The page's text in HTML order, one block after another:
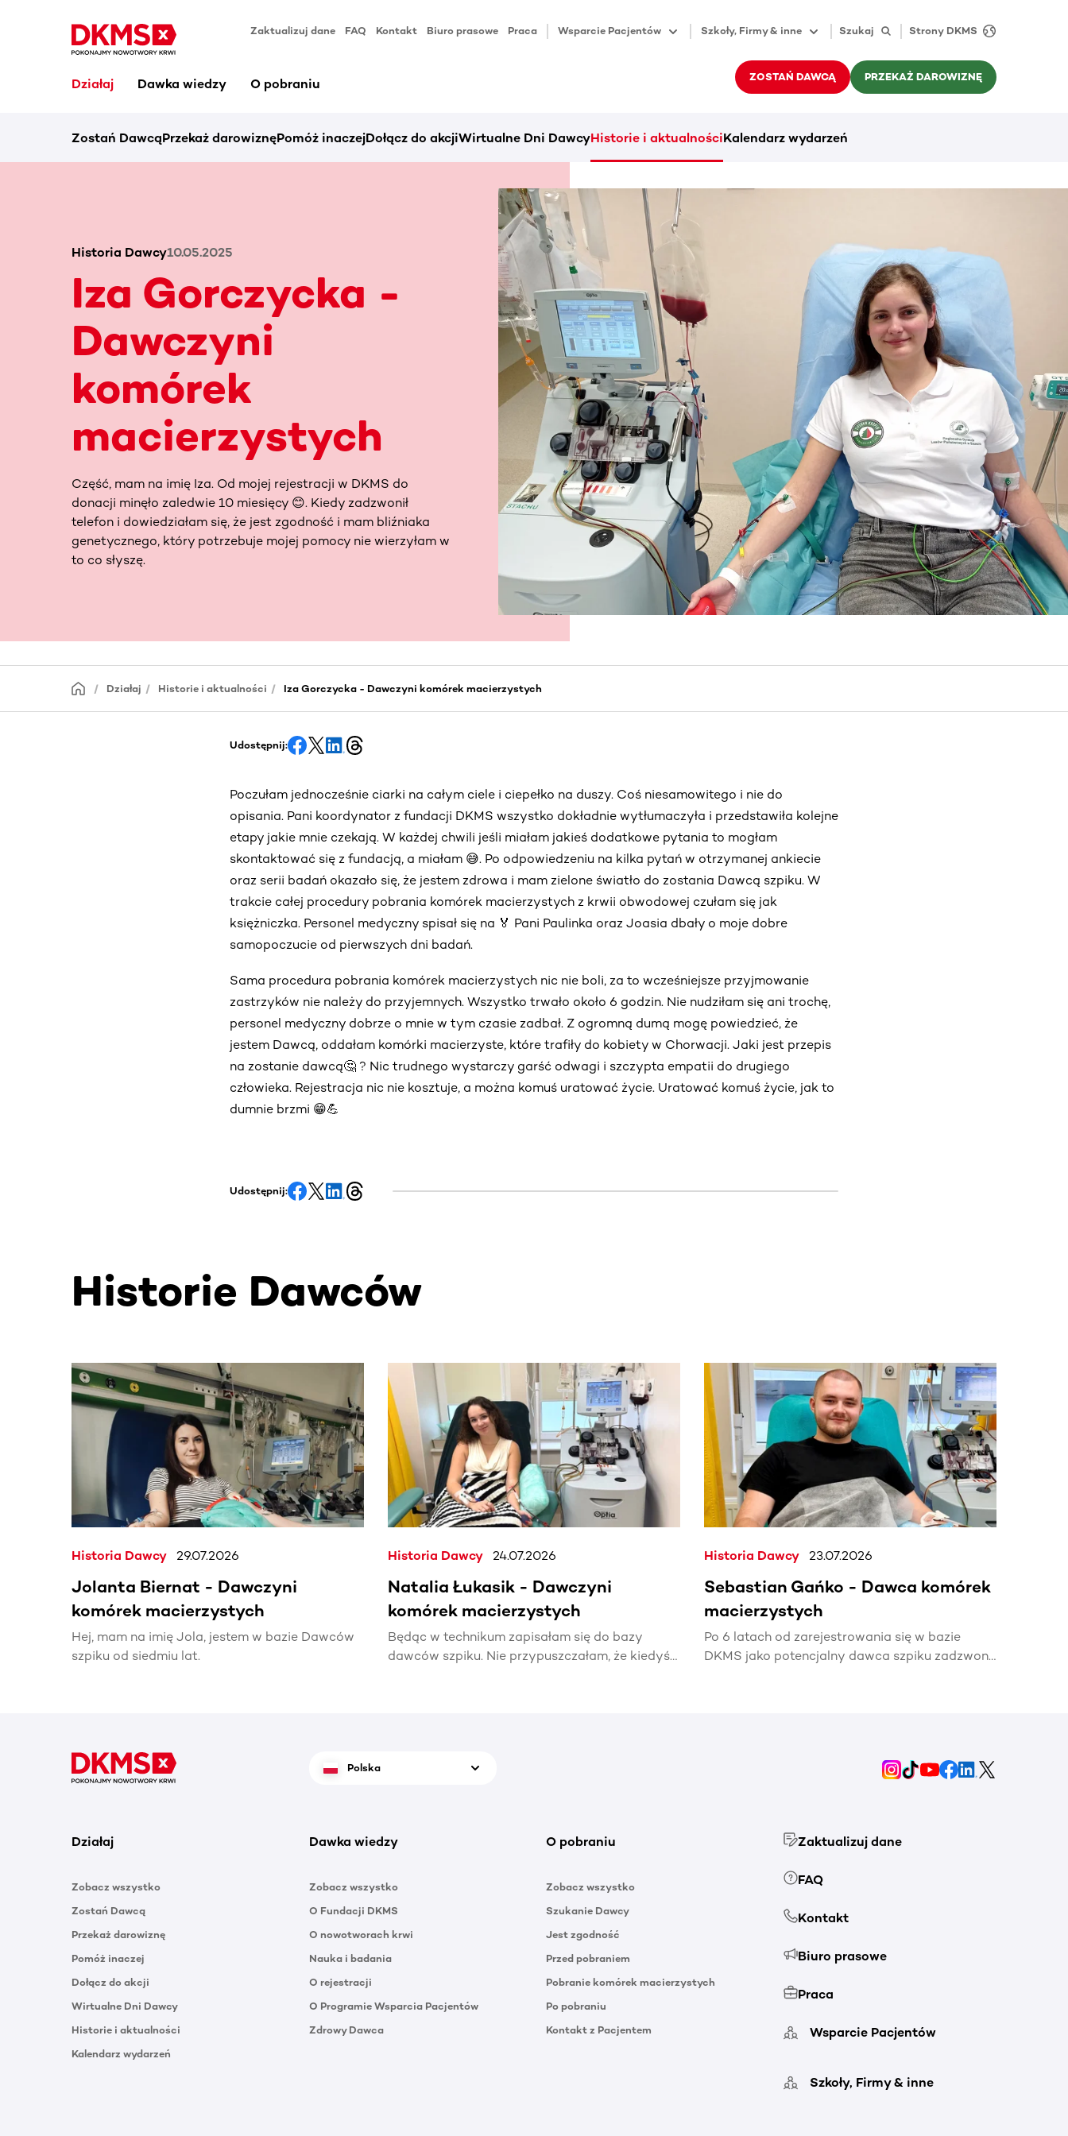
Zaktualizuj dane FAQ Kontakt Biuro prasowe Praca Wsparcie Pacjentów Szkoły, Firmy & inne Szukaj Strony DKMS
Działaj Dawka wiedzy O pobraniu ZOSTAŃ DAWCĄ PRZEKAŻ DAROWIZNĘ
Zostań DawcąPrzekaż darowiznęPomóż inaczejDołącz do akcjiWirtualne Dni DawcyHistorie i aktualnościKalendarz wydarzeń
Historia Dawcy10.05.2025
Iza Gorczycka -
Dawczyni
komórek
macierzystych
Część, mam na imię Iza. Od mojej rejestracji w DKMS do
donacji minęło zaledwie 10 miesięcy 😊. Kiedy zadzwonił
telefon i dowiedziałam się, że jest zgodność i mam bliźniaka
genetycznego, który potrzebuje mojej pomocy nie wierzyłam w
to co słyszę.
Działaj Historie i aktualności Iza Gorczycka - Dawczyni komórek macierzystych
Udostępnij:
Poczułam jednocześnie ciarki na całym ciele i ciepełko na duszy. Coś niesamowitego i nie do
opisania. Pani koordynator z fundacji DKMS wszystko dokładnie wytłumaczyła i przedstawiła kolejne
etapy jakie mnie czekają. W każdej chwili jeśli miałam jakieś dodatkowe pytania to mogłam
skontaktować się z fundacją, a miałam 😅. Po odpowiedzeniu na kilka pytań w otrzymanej ankiecie
oraz serii badań okazało się, że jestem zdrowa i mam zielone światło do zostania Dawcą szpiku. W
trakcie całej procedury pobrania komórek macierzystych z krwii obwodowej czułam się jak
księżniczka. Personel medyczny spisał się na 🏅 Pani Paulinka oraz Joasia dbały o moje dobre
samopoczucie od pierwszych dni badań.
Sama procedura pobrania komórek macierzystych nic nie boli, za to wcześniejsze przyjmowanie
zastrzyków nie należy do przyjemnych. Wszystko trwało około 6 godzin. Nie nudziłam się ani trochę,
personel medyczny dobrze o mnie w tym czasie zadbał. Z ogromną dumą mogę powiedzieć, że
jestem Dawcą, oddałam komórki macierzyste, które trafiły do kobiety w Chorwacji. Jaki jest przepis
na zostanie dawcą🤔 ? Nic trudnego wystarczy garść odwagi i szczypta empatii do drugiego
człowieka. Rejestracja nic nie kosztuje, a można komuś uratować życie. Uratować komuś życie, jak to
dumnie brzmi 😁💪
Udostępnij:
Historie Dawców
Ta sekcja zawiera treści przewijane w poziomie. Użyj klawisza Tab lub przesuń palcem, aby zobaczyć więcej.
Historia Dawcy 29.07.2026
Jolanta Biernat - Dawczyni
komórek macierzystych
Hej, mam na imię Jola, jestem w bazie Dawców
szpiku od siedmiu lat.
Historia Dawcy 24.07.2026
Natalia Łukasik - Dawczyni
komórek macierzystych
Będąc w technikum zapisałam się do bazy
dawców szpiku. Nie przypuszczałam, że kiedyś
Historia Dawcy 23.07.2026
Sebastian Gańko - Dawca komórek
macierzystych
Po 6 latach od zarejestrowania się w bazie
DKMS jako potencjalny dawca szpiku zadzwonił
Polska
Działaj
Zobacz wszystko
Zostań Dawcą
Przekaż darowiznę
Pomóż inaczej
Dołącz do akcji
Wirtualne Dni Dawcy
Historie i aktualności
Kalendarz wydarzeń
Dawka wiedzy
Zobacz wszystko
O Fundacji DKMS
O nowotworach krwi
Nauka i badania
O rejestracji
O Programie Wsparcia Pacjentów
Zdrowy Dawca
O pobraniu
Zobacz wszystko
Szukanie Dawcy
Jest zgodność
Przed pobraniem
Pobranie komórek macierzystych
Po pobraniu
Kontakt z Pacjentem
Zaktualizuj dane
FAQ
Kontakt
Biuro prasowe
Praca
Wsparcie Pacjentów
Szkoły, Firmy & inne